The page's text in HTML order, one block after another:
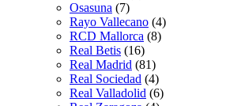
Osasuna (7)
Rayo Vallecano (4)
RCD Mallorca (8)
Real Betis (16)
Real Madrid (81)
Real Sociedad (4)
Real Valladolid (6)